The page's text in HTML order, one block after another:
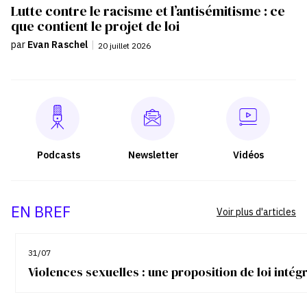
Lutte contre le racisme et l’antisémitisme : ce
que contient le projet de loi
par Evan Raschel | 20 juillet 2026
Podcasts Newsletter Vidéos
EN BREF
31/07
Violences sexuelles : une proposition de loi
Voir plus d'articles